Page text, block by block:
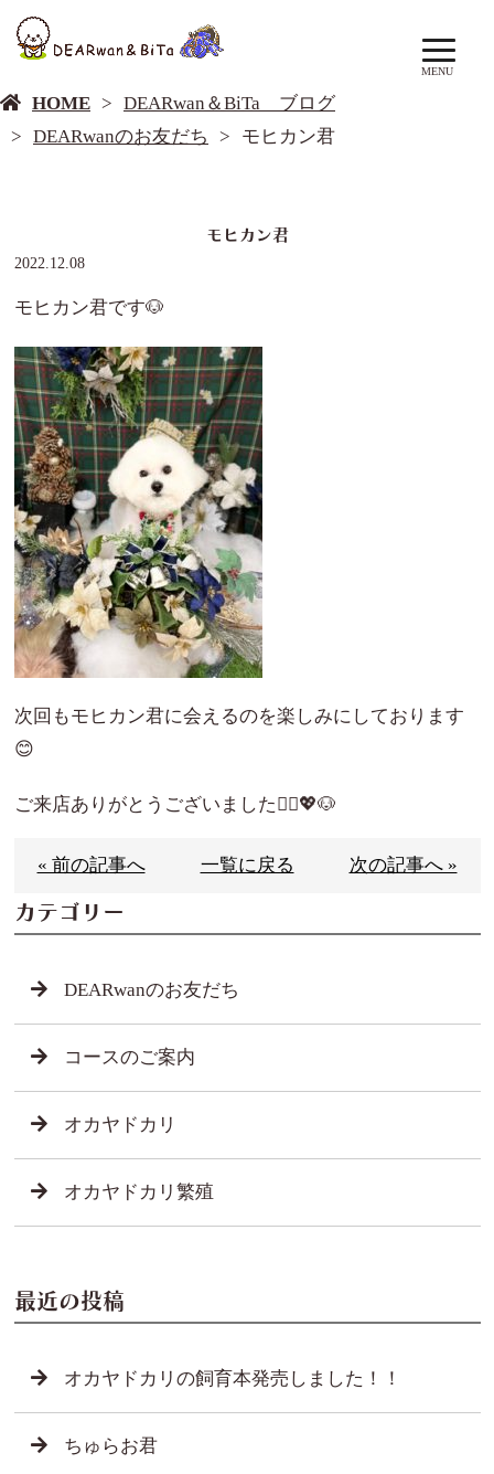
MENU
HOME
DEARwan＆BiTa ブログ
DEARwanのお友だち
モヒカン君
モヒカン君
2022.12.08
モヒカン君です🐶
次回もモヒカン君に会えるのを楽しみにしております
😊
ご来店ありがとうございました🙇‍♀️💖🐶
« 前の記事へ 一覧に戻る 次の記事へ »
カテゴリー
DEARwanのお友だち
コースのご案内
オカヤドカリ
オカヤドカリ繁殖
最近の投稿
オカヤドカリの飼育本発売しました！！
ちゅらお君